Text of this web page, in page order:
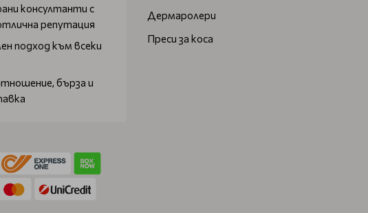
консултанти с
репутация
подход към всеки
бърза и
Дермаролери
Преси за коса